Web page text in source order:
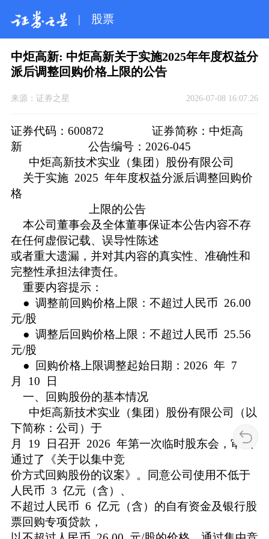
| 股票
中炬高新: 中炬高新关于实施2025年年度权益分
派后调整回购价格上限的公告
来源： 证券之星 2026-07-08 16:07:26
证券代码：600872 证券简称：中炬高
新 公告编号：2026-045
中炬高新技术实业（集团）股份有限公司
关于实施 2025 年年度权益分派后调整回购价
格
上限的公告
本公司董事会及全体董事保证本公告内容不存
在任何虚假记载、误导性陈述
或者重大遗漏，并对其内容的真实性、准确性和
完整性承担法律责任。
重要内容提示：
● 调整前回购价格上限：不超过人民币 26.00
元/股
● 调整后回购价格上限：不超过人民币 25.56
元/股
● 回购价格上限调整起始日期：2026 年 7
月 10 日
一、回购股份的基本情况
中炬高新技术实业（集团）股份有限公司（以
下简称：公司）于
月 19 日召开 2026 年第一次临时股东会，审议
通过了《关于以集中竞
价方式回购股份的议案》。同意公司使用不低于
人民币 3 亿元（含）、
不超过人民币 6 亿元（含）的自有资金及银行股
票回购专项贷款，